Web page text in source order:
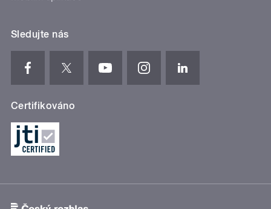
Sledujte nás
Certifikováno